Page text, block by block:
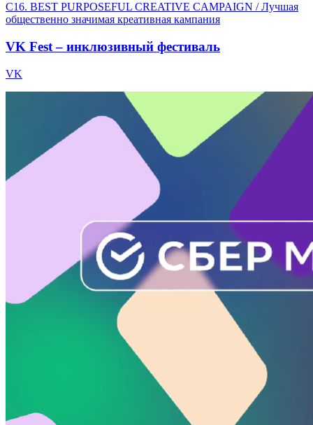
C16. BEST PURPOSEFUL CREATIVE CAMPAIGN / Лучшая
общественно значимая креативная кампания
VK Fest – инклюзивный фестиваль
VK